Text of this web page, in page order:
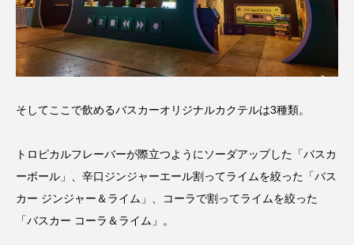
そしてここで飲めるバスカーオリジナルカクテルは3種類。
トロピカルフレーバーが際立つようにソーダアップした「バスカ
ーボール」、辛口ジンジャーエール割ってライムを絞った「バス
カー ジンジャー＆ライム」、コーラで割ってライムを絞った
「バスカー コーラ＆ライム」。